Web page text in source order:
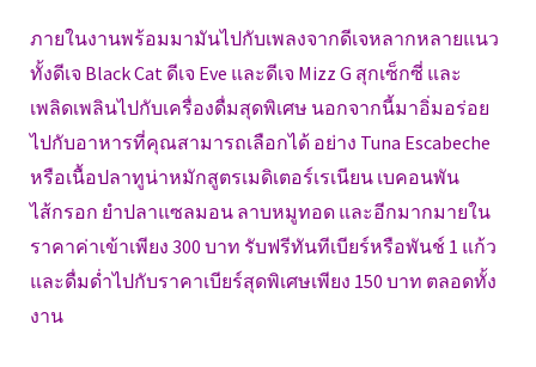
ภายในงานพร้อมมามันไปกับเพลงจากดีเจหลากหลายแนว
ทั้งดีเจ Black Cat ดีเจ Eve และดีเจ Mizz G สุกเซ็กซี่ และ
เพลิดเพลินไปกับเครื่องดื่มสุดพิเศษ นอกจากนี้มาอิ่มอร่อย
ไปกับอาหารที่คุณสามารถเลือกได้ อย่าง Tuna Escabeche
หรือเนื้อปลาทูน่าหมักสูตรเมดิเตอร์เรเนียน เบคอนพัน
ไส้กรอก ยำปลาแซลมอน ลาบหมูทอด และอีกมากมายใน
ราคาค่าเข้าเพียง 300 บาท รับฟรีทันทีเบียร์หรือพันช์ 1 แก้ว
และดื่มด่ำไปกับราคาเบียร์สุดพิเศษเพียง 150 บาท ตลอดทั้ง
งาน